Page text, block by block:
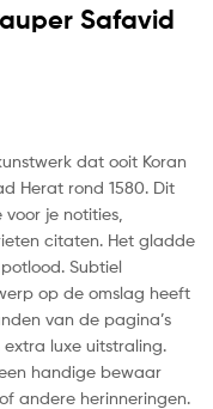
Safavid
dat ooit Koran
Herat rond 1580. Dit
je notities,
citaten. Het gladde
Subtiel
op de omslag heeft
van de pagina’s
luxe uitstraling.
handige bewaar
andere herinneringen.